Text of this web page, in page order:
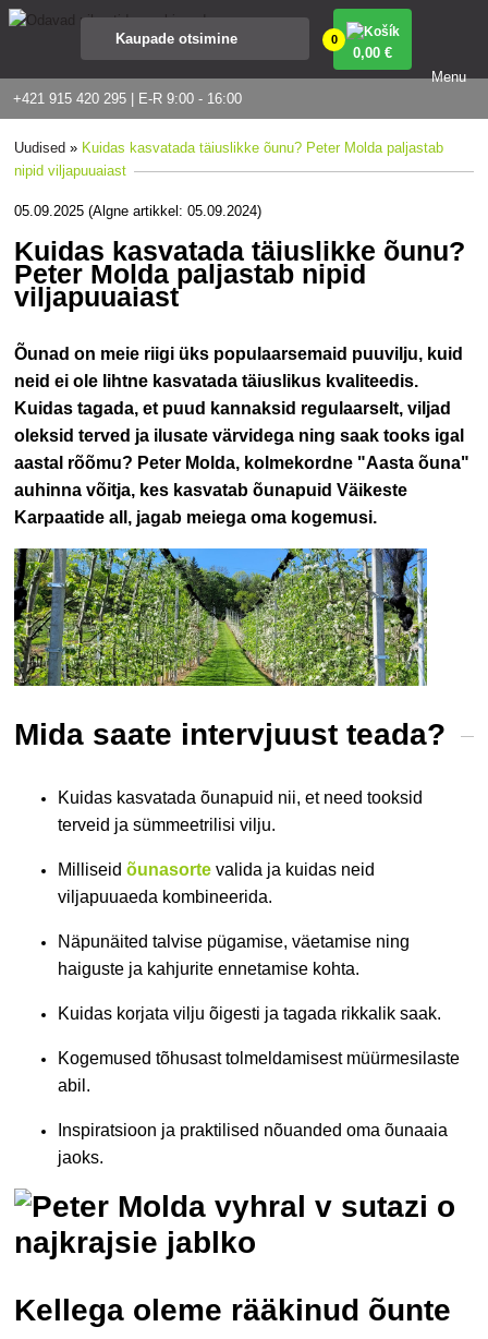
+421 915 420 295 | E-R 9:00 - 16:00
0
0,00 €
Menu
Uudised » Kuidas kasvatada täiuslikke õunu? Peter Molda paljastab
nipid viljapuuaiast
05.09.2025 (Algne artikkel: 05.09.2024)
Kuidas kasvatada täiuslikke õunu?
Peter Molda paljastab nipid
viljapuuaiast
Õunad on meie riigi üks populaarsemaid puuvilju, kuid
neid ei ole lihtne kasvatada täiuslikus kvaliteedis.
Kuidas tagada, et puud kannaksid regulaarselt, viljad
oleksid terved ja ilusate värvidega ning saak tooks igal
aastal rõõmu? Peter Molda, kolmekordne "Aasta õuna"
auhinna võitja, kes kasvatab õunapuid Väikeste
Karpaatide all, jagab meiega oma kogemusi.
Mida saate intervjuust teada?
Kuidas kasvatada õunapuid nii, et need tooksid
terveid ja sümmeetrilisi vilju.
Milliseidõunasorte valida ja kuidas neid
viljapuuaeda kombineerida.
Näpunäited talvise pügamise, väetamise ning
haiguste ja kahjurite ennetamise kohta.
Kuidas korjata vilju õigesti ja tagada rikkalik saak.
Kogemused tõhusast tolmeldamisest müürmesilaste
abil.
Inspiratsioon ja praktilised nõuanded oma õunaaia
jaoks.
Kellega oleme rääkinud õunte